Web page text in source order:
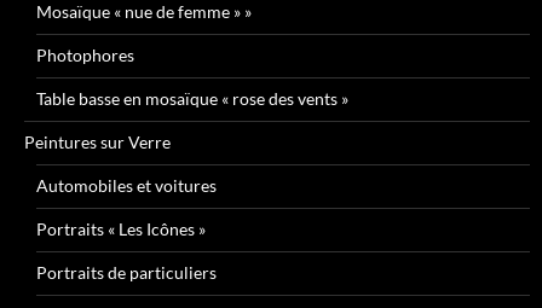
Mosaïque « nue de femme » »
Photophores
Table basse en mosaïque « rose des vents »
Peintures sur Verre
Automobiles et voitures
Portraits « Les Icônes »
Portraits de particuliers